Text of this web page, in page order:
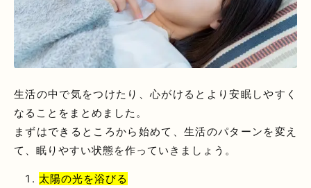
生活の中で気をつけたり、心がけるとより安眠しやすく
なることをまとめました。
まずはできるところから始めて、生活のパターンを変え
て、眠りやすい状態を作っていきましょう。
太陽の光を浴びる